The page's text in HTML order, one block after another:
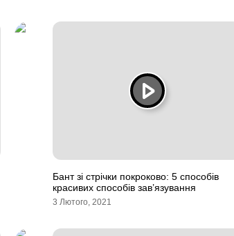
Бант зі стрічки покроково: 5 способів
красивих способів зав’язування
3 Лютого, 2021